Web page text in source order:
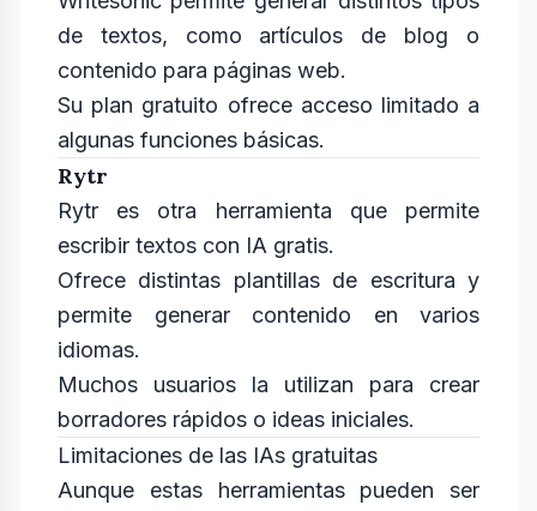
de textos, como artículos de blog o
contenido para páginas web.
Su plan gratuito ofrece acceso limitado a
algunas funciones básicas.
Rytr
Rytr es otra herramienta que permite
escribir textos con IA gratis.
Ofrece distintas plantillas de escritura y
permite generar contenido en varios
idiomas.
Muchos usuarios la utilizan para crear
borradores rápidos o ideas iniciales.
Limitaciones de las IAs gratuitas
Aunque estas herramientas pueden ser